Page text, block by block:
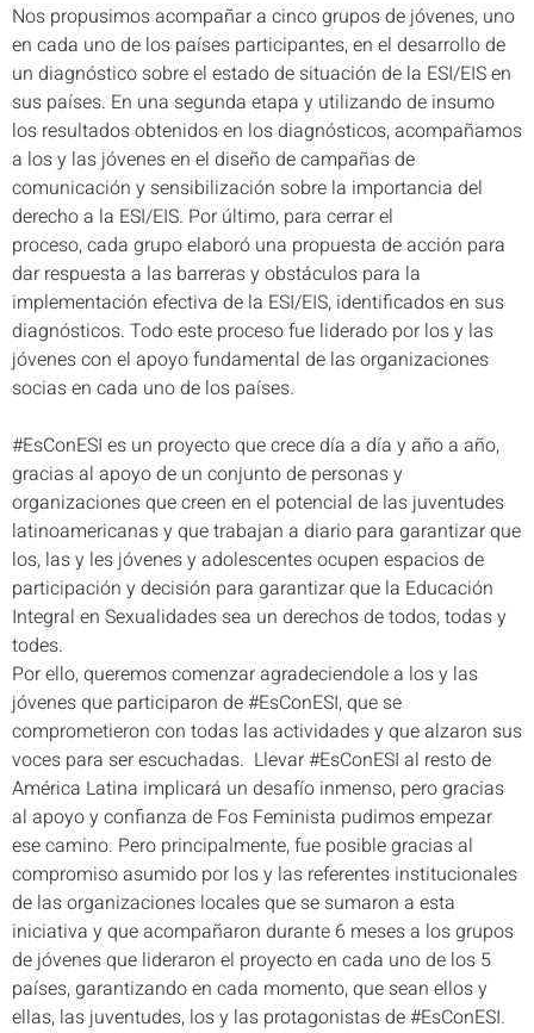
Nos propusimos acompañar a cinco grupos de jóvenes, uno
en cada uno de los países participantes, en el desarrollo de
un diagnóstico sobre el estado de situación de la ESI/EIS en
sus países. En una segunda etapa y utilizando de insumo
los resultados obtenidos en los diagnósticos, acompañamos
a los y las jóvenes en el diseño de campañas de
comunicación y sensibilización sobre la importancia del
derecho a la ESI/EIS. Por último, para cerrar el
proceso, cada grupo elaboró una propuesta de acción para
dar respuesta a las barreras y obstáculos para la
implementación efectiva de la ESI/EIS, identificados en sus
diagnósticos. Todo este proceso fue liderado por los y las
jóvenes con el apoyo fundamental de las organizaciones
socias en cada uno de los países.
#EsConESI es un proyecto que crece día a día y año a año,
gracias al apoyo de un conjunto de personas y
organizaciones que creen en el potencial de las juventudes
latinoamericanas y que trabajan a diario para garantizar que
los, las y les jóvenes y adolescentes ocupen espacios de
participación y decisión para garantizar que la Educación
Integral en Sexualidades sea un derechos de todos, todas y
todes.
Por ello, queremos comenzar agradeciendole a los y las
jóvenes que participaron de #EsConESI, que se
comprometieron con todas las actividades y que alzaron sus
voces para ser escuchadas. Llevar #EsConESI al resto de
América Latina implicará un desafío inmenso, pero gracias
al apoyo y confianza de Fos Feminista pudimos empezar
ese camino. Pero principalmente, fue posible gracias al
compromiso asumido por los y las referentes institucionales
de las organizaciones locales que se sumaron a esta
iniciativa y que acompañaron durante 6 meses a los grupos
de jóvenes que lideraron el proyecto en cada uno de los 5
países, garantizando en cada momento, que sean ellos y
ellas, las juventudes, los y las protagonistas de #EsConESI.